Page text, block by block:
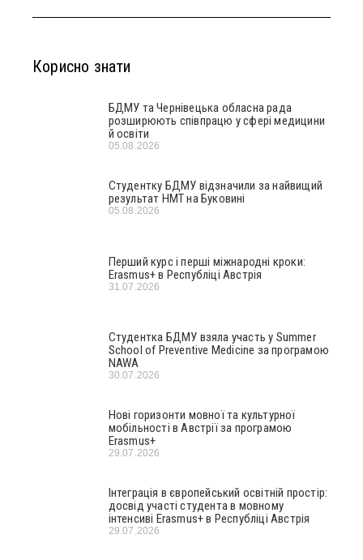
Корисно знати
БДМУ та Чернівецька обласна рада
розширюють співпрацю у сфері медицини
й освіти
05.08.2026
Студентку БДМУ відзначили за найвищий
результат НМТ на Буковині
05.08.2026
Перший курс і перші міжнародні кроки:
Erasmus+ в Республіці Австрія
31.07.2026
Студентка БДМУ взяла участь у Summer
School of Preventive Medicine за програмою
NAWA
30.07.2026
Нові горизонти мовної та культурної
мобільності в Австрії за програмою
Erasmus+
29.07.2026
Інтеграція в європейський освітній простір:
досвід участі студента в мовному
інтенсиві Erasmus+ в Республіці Австрія
29.07.2026